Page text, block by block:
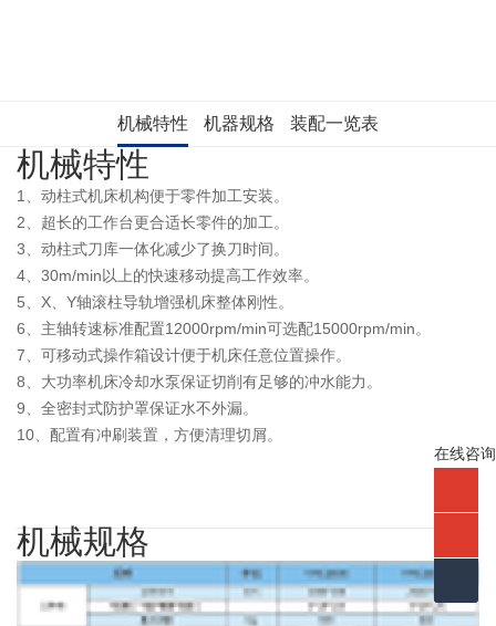
机械特性 机器规格 装配一览表
机械特性
1、动柱式机床机构便于零件加工安装。
2、超长的工作台更合适长零件的加工。
3、动柱式刀库一体化减少了换刀时间。
4、30m/min以上的快速移动提高工作效率。
5、X、Y轴滚柱导轨增强机床整体刚性。
6、主轴转速标准配置12000rpm/min可选配15000rpm/min。
7、可移动式操作箱设计便于机床任意位置操作。
8、大功率机床冷却水泵保证切削有足够的冲水能力。
9、全密封式防护罩保证水不外漏。
10、配置有冲刷装置，方便清理切屑。
机械规格
在线咨询